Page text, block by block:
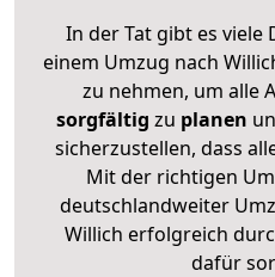
In der Tat gibt es viele
einem Umzug nach
zu nehmen, um alle
sorgfältig zu planen
sicherzustellen, dass
Mit der richtigen
deutschlandweiter
Willich erfolgreich
dafür